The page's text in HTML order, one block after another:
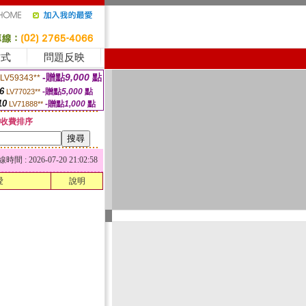
問題反映
LV59343** -贈點9,000 點
LV77023** -贈點5,000點
LV71888** -贈點1,000 點
費排序
時間 : 2026-07-20 21:02:58
說明